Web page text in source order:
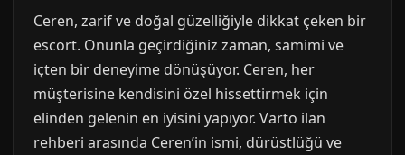
Ceren, zarif ve doğal güzelliğiyle dikkat çeken bir
escort. Onunla geçirdiğiniz zaman, samimi ve
içten bir deneyime dönüşüyor. Ceren, her
müşterisine kendisini özel hissettirmek için
elinden gelenin en iyisini yapıyor. Varto ilan
rehberi arasında Ceren’in ismi, dürüstlüğü ve